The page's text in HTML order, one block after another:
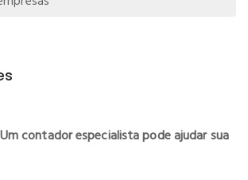
contador especialista pode ajudar sua